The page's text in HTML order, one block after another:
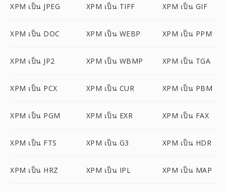
XPM เป็น JPEG XPM เป็น TIFF XPM เป็น GIF
XPM เป็น DOC XPM เป็น WEBP XPM เป็น PPM
XPM เป็น JP2 XPM เป็น WBMP XPM เป็น TGA
XPM เป็น PCX XPM เป็น CUR XPM เป็น PBM
XPM เป็น PGM XPM เป็น EXR XPM เป็น FAX
XPM เป็น FTS XPM เป็น G3 XPM เป็น HDR
XPM เป็น HRZ XPM เป็น IPL XPM เป็น MAP